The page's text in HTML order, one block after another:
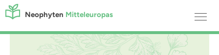
Neophyten Mitteleuropas